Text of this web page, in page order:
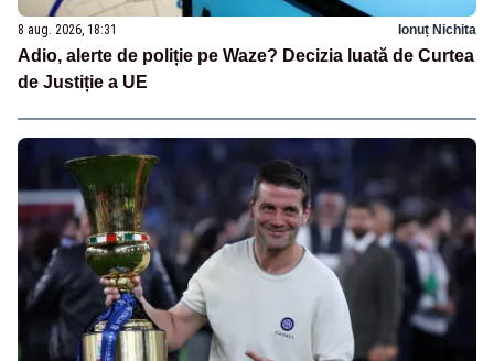
8 aug. 2026, 18:31 Ionuț Nichita
Adio, alerte de poliție pe Waze? Decizia luată de Curtea
de Justiție a UE